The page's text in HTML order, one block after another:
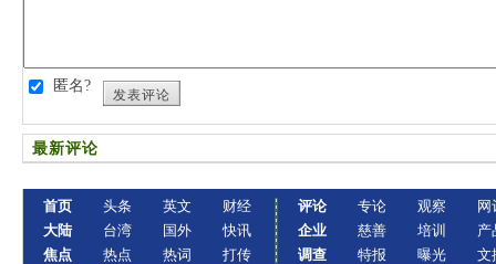
匿名?
发表评论
最新评论
首页
大陆
焦点
头条
台湾
热点
英文
国外
热词
财经
快讯
打传
评论
企业
调查
专论
慈善
特报
观察
培训
曝光
网
产
文